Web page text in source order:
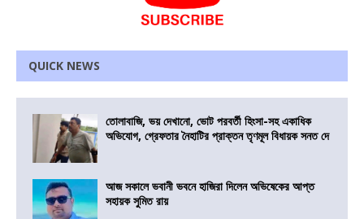
QUICK NEWS
তোলাবাজি, ভয় দেখানো, ভোট পরবর্তী হিংসা-সহ একাধিক
অভিযোগ, গ্রেফতার নৈহাটির প্রাক্তন তৃণমূল বিধায়ক সনত দে
আজ সকালে ভবানী ভবনে হাজিরা দিলেন অভিষেকের আপ্ত
সহায়ক সুমিত রায়